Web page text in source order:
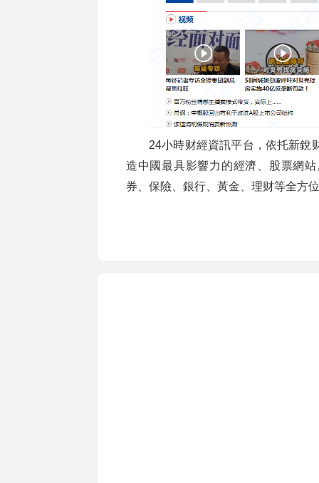
24小時财經資訊平台，依托新銳
造中國最具影響力的經濟、股票網
券、保險、銀行、黃金、理财等全方